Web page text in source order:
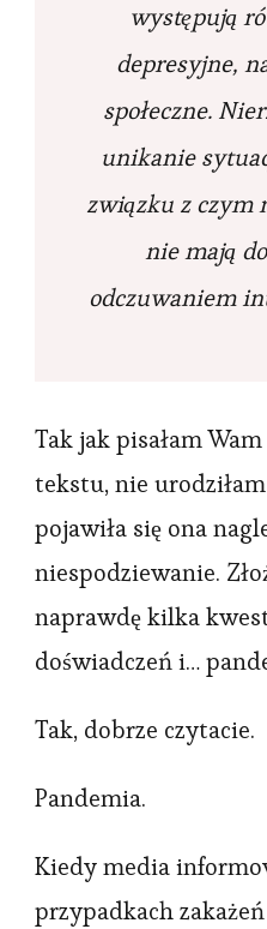
występują
depresyjne,
społeczne.
unikanie
związku z czym
nie mają
odczuwaniem
Tak jak pisałam
tekstu, nie
pojawiła się ona
niespodziewanie.
naprawdę kilka
doświadczeń i…
Tak, dobrze czytacie.
Pandemia.
Kiedy media
przypadkach